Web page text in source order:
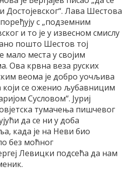
Достојевског“. Лава Шестова
с „подземним
и то је у извесном смислу
пошто Шестов тој
мало места у својим
Ова крвна веза руских
веома је добро уочљива
се оженио љубавницим
Сусловом“. Јуриј
тумачења пишчевог
да се ни у доба
када је на Неви био
без моћног
Левицки подсећа да нам